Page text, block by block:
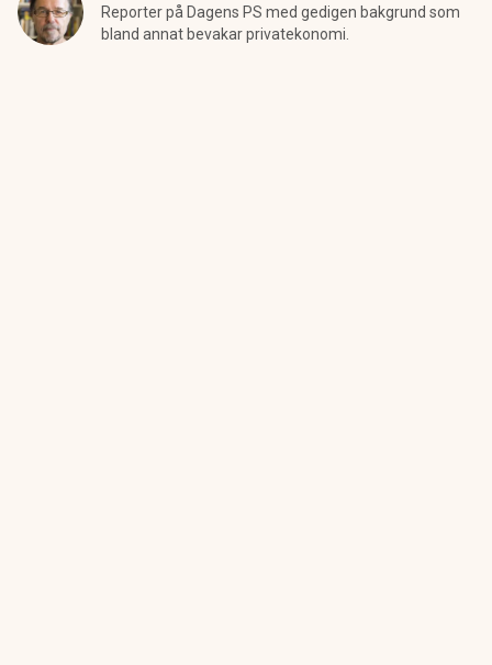
Reporter på Dagens PS med gedigen bakgrund som
bland annat bevakar privatekonomi.